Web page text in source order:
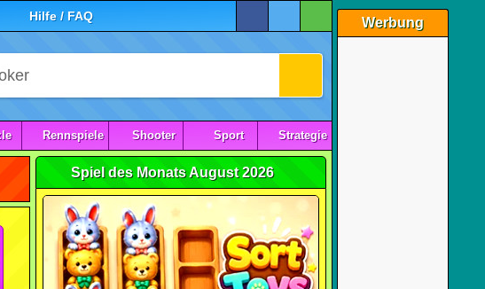
Werbung
Hilfe / FAQ
Rennspiele Shooter Sport Strategie
Spiel des Monats August 2026